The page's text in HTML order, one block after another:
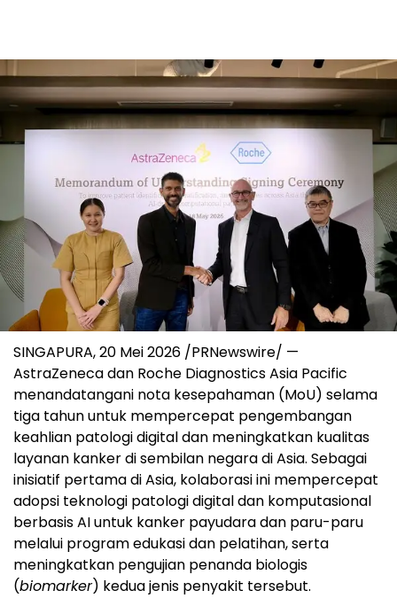
SINGAPURA,20 Mei 2026 /PRNewswire/ —
AstraZeneca dan Roche Diagnostics Asia Pacific
menandatangani nota kesepahaman (MoU) selama
tiga tahun untuk mempercepat pengembangan
keahlian patologi digital dan meningkatkan kualitas
layanan kanker di sembilan negara di Asia. Sebagai
inisiatif pertama di Asia, kolaborasi ini mempercepat
adopsi teknologi patologi digital dan komputasional
berbasis AI untuk kanker payudara dan paru-paru
melalui program edukasi dan pelatihan, serta
meningkatkan pengujian penanda biologis
(biomarker) kedua jenis penyakit tersebut.